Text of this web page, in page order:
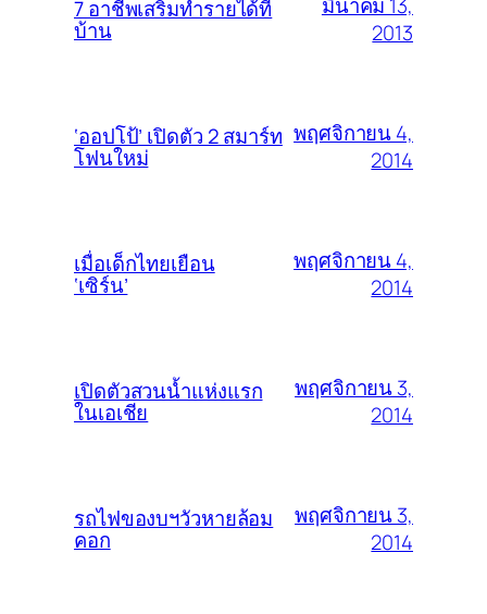
7 อาชีพเสริมทำรายได้ที่
บ้าน
2013
‘ออปโป้’ เปิดตัว 2 สมาร์ท
โฟนใหม่
พฤศจิกายน 4,
2014
เมื่อเด็กไทยเยือน
‘เซิร์น’
พฤศจิกายน 4,
2014
เปิดตัวสวนน้ำแห่งแรก
ในเอเชีย
พฤศจิกายน 3,
2014
รถไฟของบฯวัวหายล้อม
คอก
พฤศจิกายน 3,
2014